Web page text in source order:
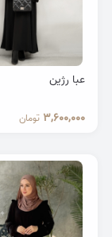
عبا رژین
3,600,000 تومان